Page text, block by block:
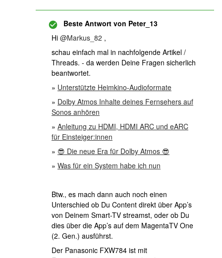
Beste Antwort von Peter_13
Hi ​ @Markus_82 ,
schau einfach mal in nachfolgende Artikel /
Threads. - da werden Deine Fragen sicherlich
beantwortet.
» Unterstützte Heimkino-Audioformate
» Dolby Atmos Inhalte deines Fernsehers auf
Sonos anhören
» Anleitung zu HDMI, HDMI ARC und eARC
für Einsteiger:innen
» 😎 Die neue Era für Dolby Atmos 😎
» Was für ein System habe ich nun
Btw., es mach dann auch noch einen
Unterschied ob Du Content direkt über App’s
von Deinem Smart-TV streamst, oder ob Du
dies über die App’s auf dem MagentaTV One
(2. Gen.) ausführst.
Der Panasonic FXW784 ist mit